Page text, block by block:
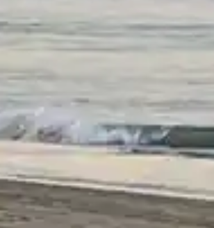
E RICEVI 3,50€ DI
SCONTO >
accumuli ulteriori
punti per ricevere uno
indicati nella pagina